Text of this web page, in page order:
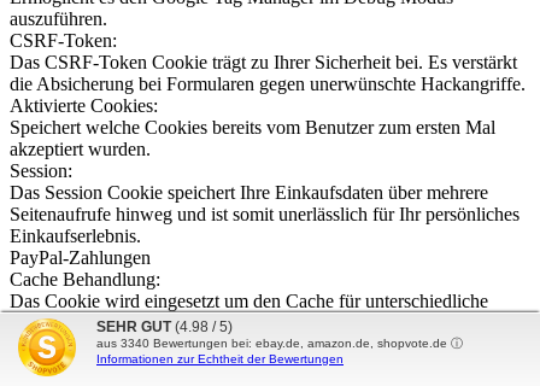
auszuführen.
CSRF-Token:
Das CSRF-Token Cookie trägt zu Ihrer Sicherheit bei. Es verstärkt
die Absicherung bei Formularen gegen unerwünschte Hackangriffe.
Aktivierte Cookies:
Speichert welche Cookies bereits vom Benutzer zum ersten Mal
akzeptiert wurden.
Session:
Das Session Cookie speichert Ihre Einkaufsdaten über mehrere
Seitenaufrufe hinweg und ist somit unerlässlich für Ihr persönliches
Einkaufserlebnis.
PayPal-Zahlungen
Cache Behandlung:
Das Cookie wird eingesetzt um den Cache für unterschiedliche
Szenarien und Seitenbenutzer zu differenzieren.
PayPal:
Das Cookie wird für Zahlungsabwicklungen über PayPal genutzt.
SEHR GUT (4.98 / 5)
aus 3340 Bewertungen bei: ebay.de, amazon.de, shopvote.de ⓘ
Informationen zur Echtheit der Bewertungen